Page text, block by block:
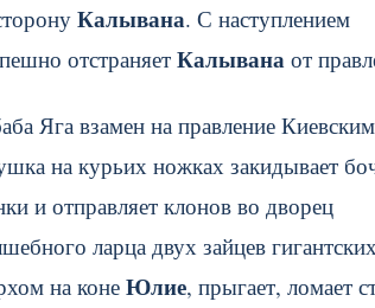
Калывана. С наступлением
отстраняет Калывана от
Яга взамен на правление Киевским
на курьих ножках закидывает
и отправляет клонов во дворец
ларца двух зайцев гигантских
на коне Юлие, прыгает, ломает